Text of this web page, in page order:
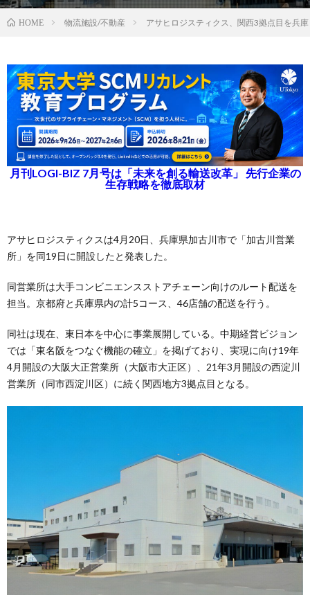
HOME 物流施設/不動産 アサヒロジスティクス、関西3拠点目を兵
月刊LOGI-BIZ 7月号は「未来を創る輸送改革」 先行企業の
生存戦略を徹底取材
アサヒロジスティクスは4月20日、兵庫県加古川市で「加古川営業
所」を同19日に開設したと発表した。
同営業所は大手コンビニエンスストアチェーン向けのルート配送を
担当。京都府と兵庫県内の計5コース、46店舗の配送を行う。
同社は現在、東日本を中心に事業展開している。中期経営ビジョン
では「東名阪をつなぐ機能の確立」を掲げており、実現に向け19年
4月開設の大阪大正営業所（大阪市大正区）、21年3月開設の西淀川
営業所（同市西淀川区）に続く関西地方3拠点目となる。